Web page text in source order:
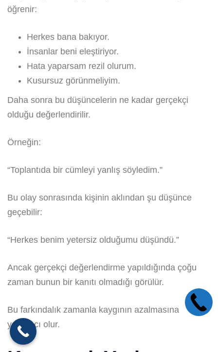
öğrenir:
Herkes bana bakıyor.
İnsanlar beni eleştiriyor.
Hata yaparsam rezil olurum.
Kusursuz görünmeliyim.
Daha sonra bu düşüncelerin ne kadar gerçekçi
olduğu değerlendirilir.
Örneğin:
“Toplantıda bir cümleyi yanlış söyledim.”
Bu olay sonrasında kişinin aklından şu düşünce
geçebilir:
“Herkes benim yetersiz olduğumu düşündü.”
Ancak gerçekçi değerlendirme yapıldığında çoğu
zaman bunun bir kanıtı olmadığı görülür.
Bu farkındalık zamanla kaygının azalmasına
yardımcı olur.